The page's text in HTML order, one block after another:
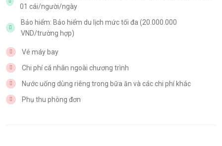
01 cái/người/ngày
Bảo hiểm: Bảo hiểm du lịch mức tối đa (20.000.000
VND/trường hợp)
Vé máy bay
Chi phí cá nhân ngoài chương trình
Nước uống dùng riêng trong bữa ăn và các chi phí khác
Phụ thu phòng đơn